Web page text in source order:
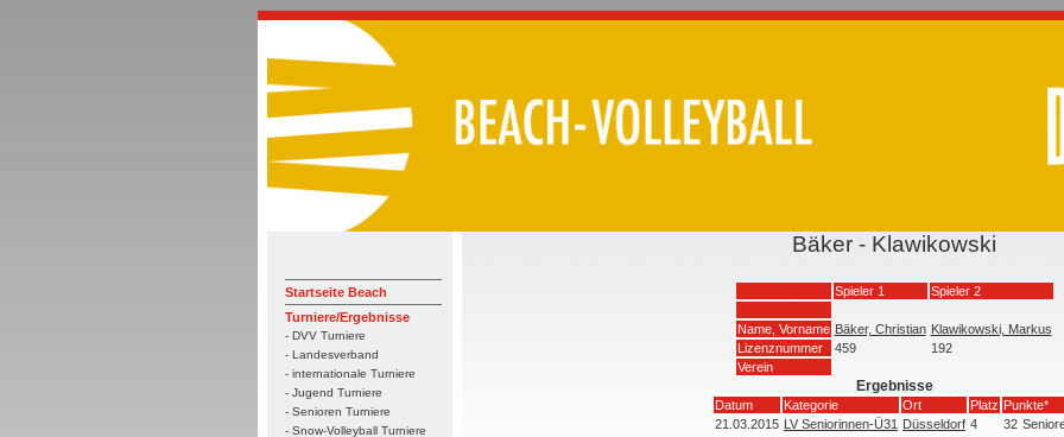
Startseite Beach
Turniere/Ergebnisse
- DVV Turniere
- Landesverband
- internationale Turniere
- Jugend Turniere
- Senioren Turniere
- Snow-Volleyball Turniere
Bäker - Klawikowski
Spieler 1 Spieler 2
Name, Vorname Bäker, Christian Klawikowski, Markus
Lizenznummer
459
192
Verein
Ergebnisse
Datum Kategorie Ort Platz Punkte*
21.03.2015 LV Seniorinnen-Ü31 Düsseldorf 4 32